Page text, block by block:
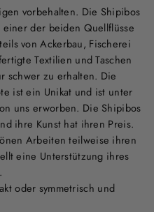
vorbehalten. Die Shipibos
einer der beiden Quellflüsse
von Ackerbau, Fischerei
Textilien und Taschen
schwer zu erhalten. Die
ist ein Unikat und ist unter
uns erworben. Die Shipibos
ihre Kunst hat ihren Preis.
Arbeiten teilweise ihren
eine Unterstützung ihres
oder symmetrisch und